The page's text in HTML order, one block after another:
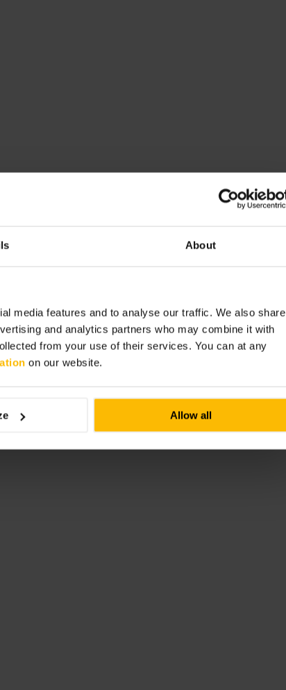
About
media features and to analyse our traffic. We also share
and analytics partners who may combine it with
from your use of their services. You can at any
on our website.
Allow all